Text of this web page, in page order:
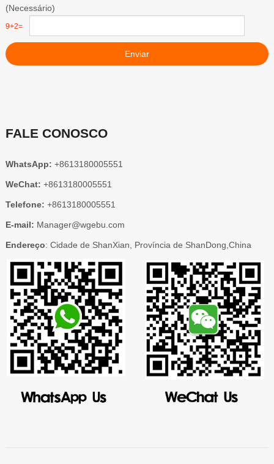
(Necessário)
9+2=
Enviar
FALE CONOSCO
WhatsApp: +8613180005551
WeChat: +8613180005551
Telefone: +8613180005551
E-mail: Manager@wgebu.com
Endereço: Cidade de ShanXian, Província de ShanDong,China